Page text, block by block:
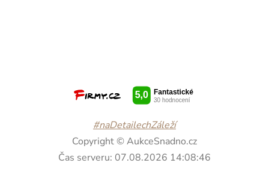
#naDetailechZáleží
Copyright © AukceSnadno.cz
Čas serveru: 07.08.2026 14:08:46